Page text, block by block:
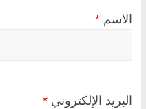
الاسم *
البريد الإلكتروني *